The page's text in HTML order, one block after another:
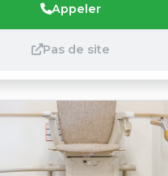
Appeler
Pas de site